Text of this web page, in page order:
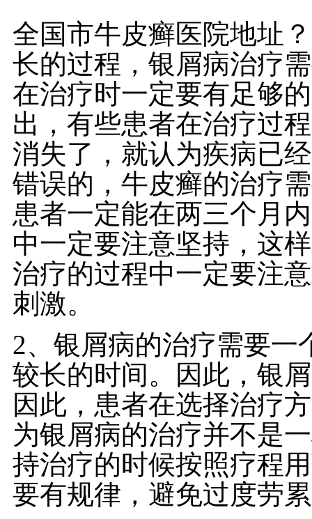
全国市牛皮癣医院地址
长的过程，银屑病治疗
在治疗时一定要有足够
出，有些患者在治疗过
消失了，就认为疾病已
错误的，牛皮癣的治疗
患者一定能在两三个月
中一定要注意坚持，这
治疗的过程中一定要注
刺激。
2、银屑病的治疗需要一
较长的时间。因此，银
因此，患者在选择治疗
为银屑病的治疗并不是
持治疗的时候按照疗程
要有规律，避免过度劳